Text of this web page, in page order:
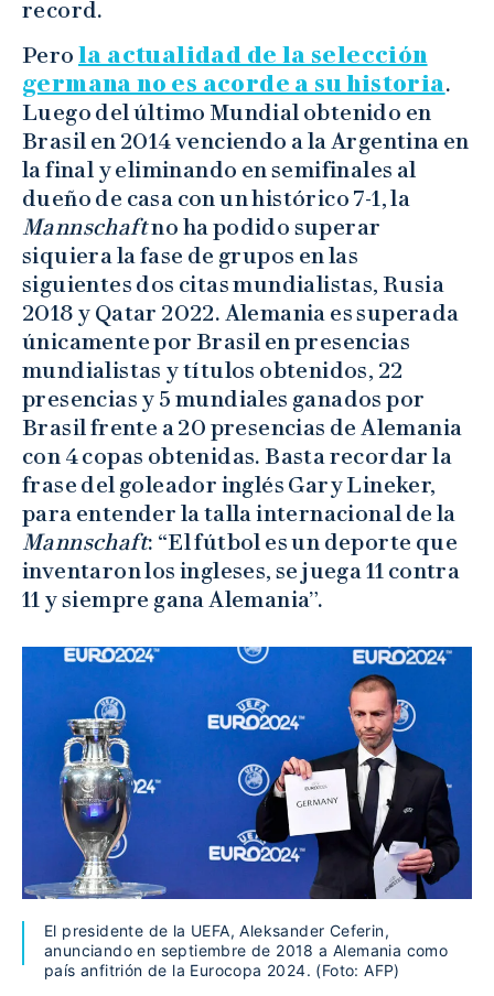
record.
Pero la actualidad de la selección
germana no es acorde a su historia.
Luego del último Mundial obtenido en
Brasil en 2014 venciendo a la Argentina en
la final y eliminando en semifinales al
dueño de casa con un histórico 7-1, la
Mannschaftno ha podido superar
siquiera la fase de grupos en las
siguientes dos citas mundialistas, Rusia
2018 y Qatar 2022. Alemania es superada
únicamente por Brasil en presencias
mundialistas y títulos obtenidos, 22
presencias y 5 mundiales ganados por
Brasil frente a 20 presencias de Alemania
con 4 copas obtenidas. Basta recordar la
frase del goleador inglés Gary Lineker,
para entender la talla internacional de la
Mannschaft: “El fútbol es un deporte que
inventaron los ingleses, se juega 11 contra
11 y siempre gana Alemania”.
El presidente de la UEFA, Aleksander Ceferin,
anunciando en septiembre de 2018 a Alemania como
país anfitrión de la Eurocopa 2024. (Foto: AFP)